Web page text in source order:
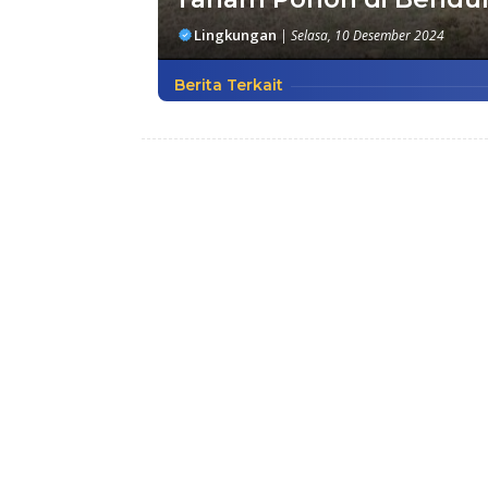
Lingkungan | Selasa, 10 Desember 2024
Berita Terkait